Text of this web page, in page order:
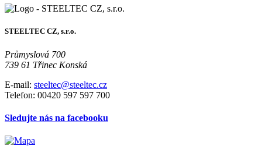
STEELTEC CZ, s.r.o.
Průmyslová 700
739 61 Třinec Konská
E-mail: steeltec@steeltec.cz
Telefon: 00420 597 597 700
Sledujte nás na facebooku